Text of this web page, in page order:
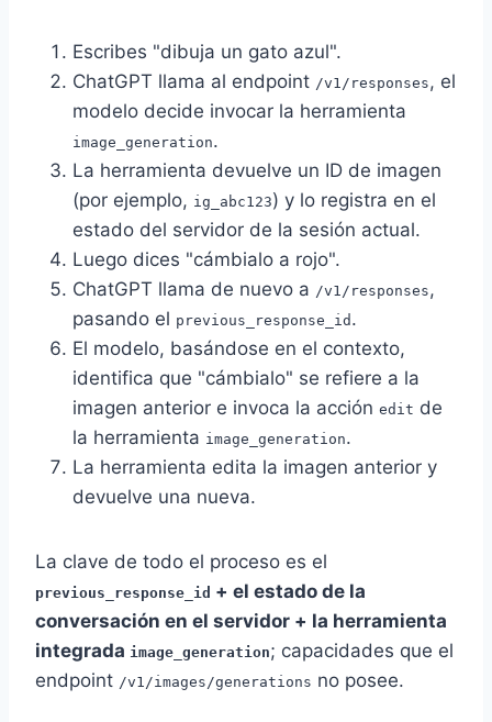
Escribes "dibuja un gato azul".
ChatGPT llama al endpoint /v1/responses, el
modelo decide invocar la herramienta
image_generation.
La herramienta devuelve un ID de imagen
(por ejemplo, ig_abc123) y lo registra en el
estado del servidor de la sesión actual.
Luego dices "cámbialo a rojo".
ChatGPT llama de nuevo a /v1/responses,
pasando el previous_response_id .
El modelo, basándose en el contexto,
identifica que "cámbialo" se refiere a la
imagen anterior e invoca la acción edit de
la herramienta image_generation.
La herramienta edita la imagen anterior y
devuelve una nueva.
La clave de todo el proceso es el
previous_response_id + el estado de la
conversación en el servidor + la herramienta
integrada image_generation; capacidades que el
endpoint /v1/images/generations no posee.